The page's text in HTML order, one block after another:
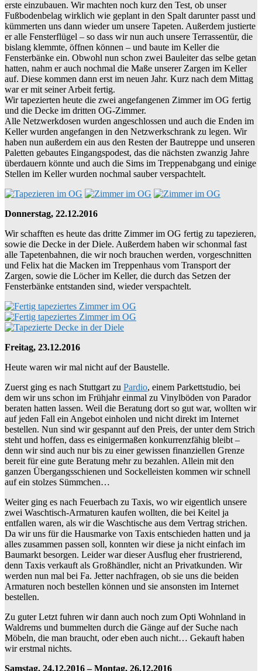
erste einzubauen. Wir machten noch kurz den Test, ob unser
Fußbodenbelag wirklich wie geplant in den Spalt darunter passt und
kümmerten uns dann wieder um unsere Tapeten. Außerdem justierte
er alle Fensterflügel – so dass wir nun auch unsere Terrassentür, die
bislang klemmte, öffnen können – und baute im Keller die
Fensterbänke ein. Obwohl nun schon zwei Bauleiter das selbe getan
hatten, nahm er auch nochmal die Maße unserer Zargen im Keller
auf. Diese kommen dann erst im neuen Jahr. Kurz nach dem Mittag
war er mit seiner Arbeit fertig.
Wir tapezierten heute die zwei angefangenen Zimmer im OG fertig
und die Decke im dritten OG-Zimmer.
Alle Netzwerkdosen wurden angeschlossen und auch die Enden im
Keller wurden angefangen in den Netzwerkschrank zu legen. Wir
haben nun außerdem ein aus den Resten der Bautreppe und unseren
Paletten gebautes Eingangspodest, das die nächsten zwanzig Jahre
überdauern könnte und auch die Sims im Treppenabgang und einige
Stellen im Keller wurden nochmal sauber verspachtelt.
Donnerstag, 22.12.2016
Wir schafften es heute das dritte Zimmer im OG fertig zu tapezieren,
sowie die Decke in der Diele. Außerdem haben wir schonmal fast
alle Tapetenbahnen, die wir noch brauchen werden, vorgeschnitten
und Felix hat die Macken im Treppenhaus vom Transport der
Zargen, sowie die Löcher im Keller, die durch das Setzen der
Fensterbänke entstanden sind, wieder verspachtelt.
Freitag, 23.12.2016
Heute waren wir mal nicht auf der Baustelle.
Zuerst ging es nach Stuttgart zu Pardio, einem Parkettstudio, bei
dem wir uns schon im Frühjahr einmal zu Vinylböden von Parador
beraten hatten lassen. Weil die Beratung dort so gut war, wollten wir
auf jeden Fall ein Angebot einholen und nicht direkt im Internet
bestellen. Nun sind wir gespannt auf den Preis, der unter dem Strich
steht und hoffen, dass es einigermaßen konkurrenzfähig bleibt –
denn wir sind auch nur bis zu einer gewissen finanziellen Grenze
bereit für eine gute Beratung mehr zu bezahlen. Allein mit den
ganzen Übergangsschienen und Sockelleisten kommen wir schnell
auf ein stolzes Sümmchen…
Weiter ging es nach Feuerbach zu Taxis, wo wir eigentlich unsere
zwei Waschtisch-Armaturen kaufen wollten, die bei Keitel ja
entfallen waren, als wir die Waschtische aus dem Vertrag strichen.
Da wir uns für die Hausmarke von Taxis entschieden hatten und ja
alles zusammen passen soll, konnten wir diese ja nicht einfach im
Baumarkt besorgen. Leider war dieser Ausflug eher frustrierend,
denn Taxis verkauft als Großhändler, nicht an Privatkunden. Wir
werden nun mal bei Fa. Jetter nachfragen, ob sie uns die beiden
Armaturen noch bestellen können und sie ansonsten im Internet
bestellen.
Zu guter Letzt fuhren wir dann auch noch zum Opti Wohnland in
Waldrems und bummelten durch die Gänge auf der Suche nach
Möbeln, die man braucht, oder eben auch nicht… Gekauft haben
wir erstmal nichts.
Samstag, 24.12.2016 – Montag, 26.12.2016